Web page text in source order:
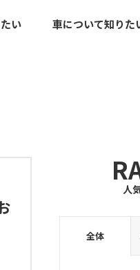
い 車について知りた
人
全体